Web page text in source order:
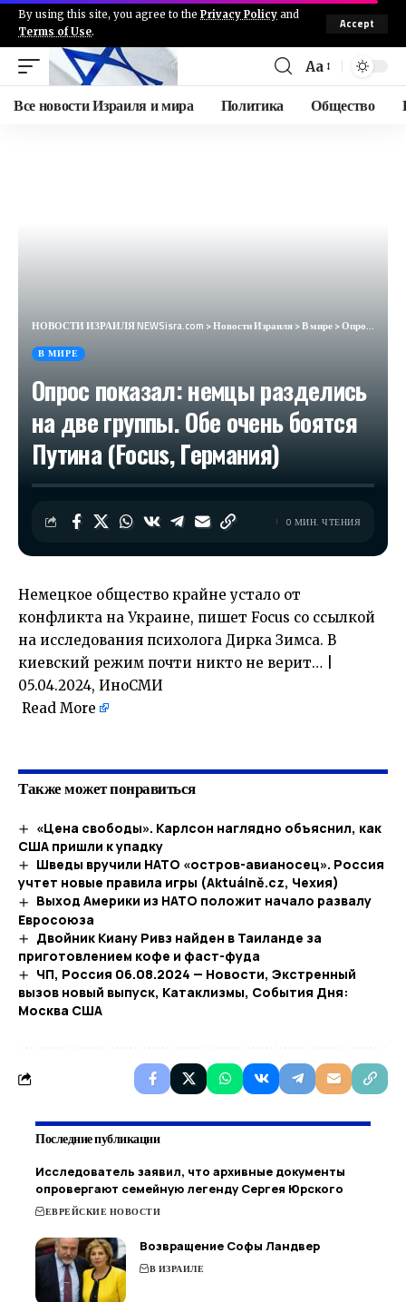
By using this site, you agree to the Privacy Policy and
Terms of Use.
Accept
Aa
Все новости Израиля и мира Политика Общество
НОВОСТИ ИЗРАИЛЯ NEWSisra.com >Новости Израиля>В мире>Опрос показал: немцы разделись на две группы. Обе очень боятся Путина (Focus, Германия)
В МИРЕ
Опрос показал: немцы разделись
на две группы. Обе очень боятся
Путина (Focus, Германия)
0 МИН. ЧТЕНИЯ
Немецкое общество крайне устало от
конфликта на Украине, пишет Focus со ссылкой
на исследования психолога Дирка Зимса. В
киевский режим почти никто не верит… |
05.04.2024, ИноСМИ
Read More
Также может понравиться
«Цена свободы». Карлсон наглядно объяснил, как
США пришли к упадку
Шведы вручили НАТО «остров-авианосец». Россия
учтет новые правила игры (Aktuálně.cz, Чехия)
Выход Америки из НАТО положит начало развалу
Евросоюза
Двойник Киану Ривз найден в Таиланде за
приготовлением кофе и фаст-фуда
ЧП, Россия 06.08.2024 — Новости, Экстренный
вызов новый выпуск, Катаклизмы, События Дня:
Москва США
Последние публикации
Исследователь заявил, что архивные документы
опровергают семейную легенду Сергея Юрского
ЕВРЕЙСКИЕ НОВОСТИ
Возвращение Софы Ландвер
В ИЗРАИЛЕ